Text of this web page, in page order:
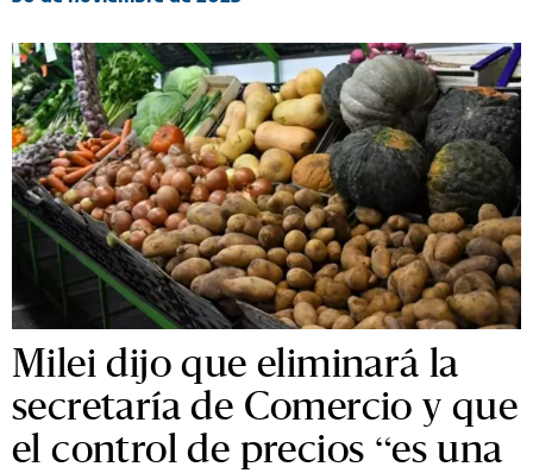
Milei dijo que eliminará la
secretaría de Comercio y que
el control de precios “es una